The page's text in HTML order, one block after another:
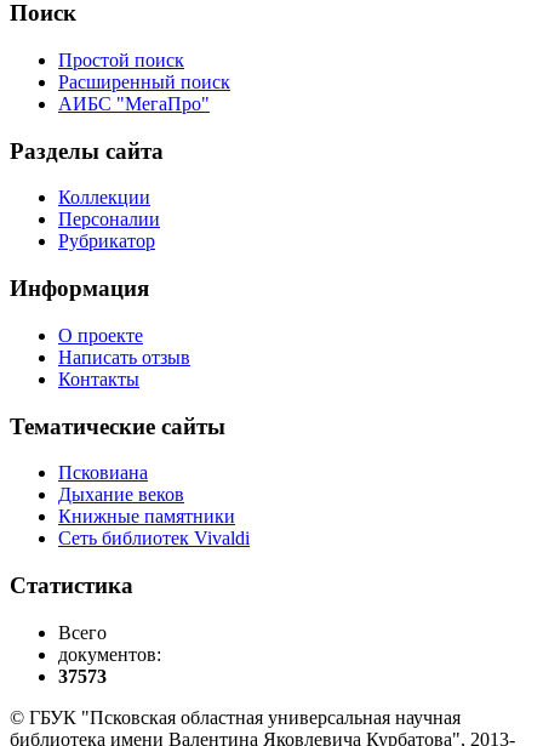
Поиск
Простой поиск
Расширенный поиск
АИБС "МегаПро"
Разделы сайта
Коллекции
Персоналии
Рубрикатор
Информация
О проекте
Написать отзыв
Контакты
Тематические сайты
Псковиана
Дыхание веков
Книжные памятники
Сеть библиотек Vivaldi
Статистика
Всего
документов:
37573
© ГБУК "Псковская областная универсальная научная
библиотека имени Валентина Яковлевича Курбатова", 2013-